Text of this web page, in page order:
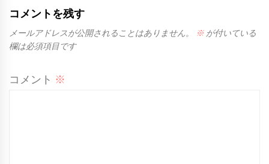
コメントを残す
メールアドレスが公開されることはありません。 ※ が付いている
欄は必須項目です
コメント ※